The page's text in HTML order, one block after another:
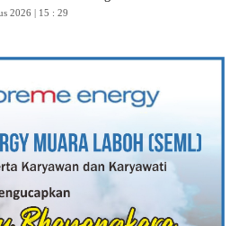
2026 | 15 : 29